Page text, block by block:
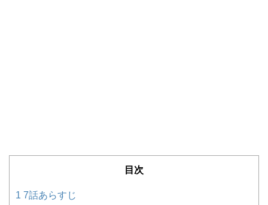
目次
1 7話あらすじ